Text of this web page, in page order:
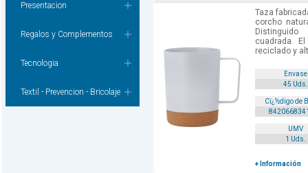
Presentacion
Regalos y Complementos
Tecnologia
Textil - Prevencion - Bricolaje
Taza
corcho
cuadrada.
reciclado y
Envase
45 Uds.
Cï¿½digo de
UMV
1 Uds.
+ Información